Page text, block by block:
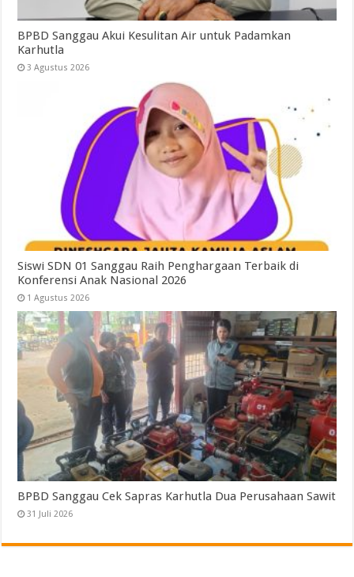
BPBD Sanggau Akui Kesulitan Air untuk Padamkan
Karhutla
3 Agustus 2026
Siswi SDN 01 Sanggau Raih Penghargaan Terbaik di
Konferensi Anak Nasional 2026
1 Agustus 2026
BPBD Sanggau Cek Sapras Karhutla Dua Perusahaan Sawit
31 Juli 2026